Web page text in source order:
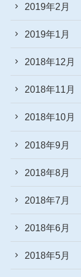
2019年2月
2019年1月
2018年12月
2018年11月
2018年10月
2018年9月
2018年8月
2018年7月
2018年6月
2018年5月